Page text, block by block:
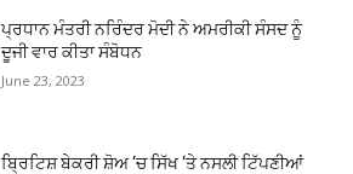
ਪ੍ਰਧਾਨ ਮੰਤਰੀ ਨਰਿੰਦਰ ਮੋਦੀ ਨੇ ਅਮਰੀਕੀ ਸੰਸਦ ਨੂੰ
ਦੂਜੀ ਵਾਰ ਕੀਤਾ ਸੰਬੋਧਨ
June 23, 2023
ਬ੍ਰਿਟਿਸ਼ ਬੇਕਰੀ ਸ਼ੋਅ ‘ਚ ਸਿੱਖ ‘ਤੇ ਨਸਲੀ ਟਿੱਪਣੀਆਂ